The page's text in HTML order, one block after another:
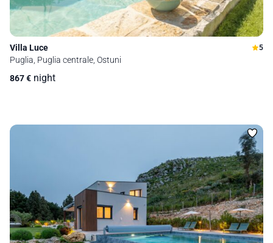
Villa Luce 5
Puglia, Puglia centrale, Ostuni
867€ night